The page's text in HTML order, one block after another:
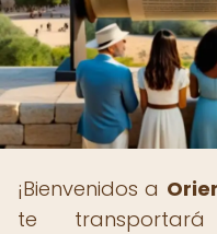
¡Bienvenidos a
te